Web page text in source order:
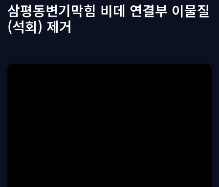
로
건
너
기
삼평동변기막힘 비데 연결부 이물질
(석회) 제거